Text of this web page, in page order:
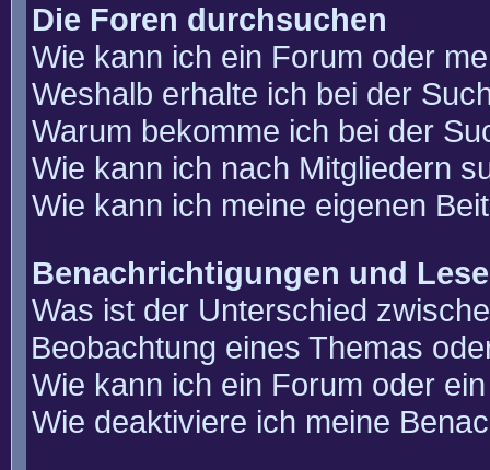
Die Foren durchsuchen
Wie kann ich ein Forum oder
Weshalb erhalte ich bei der
Warum bekomme ich bei der
Wie kann ich nach Mitgliedern
Wie kann ich meine eigenen
Benachrichtigungen und
Was ist der Unterschied
Beobachtung eines Themas
Wie kann ich ein Forum oder
Wie deaktiviere ich meine